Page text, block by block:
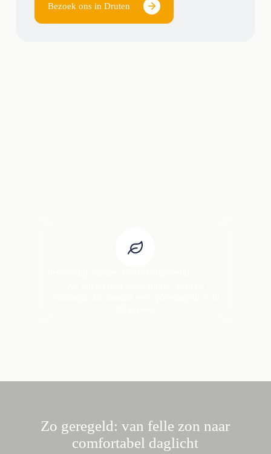
Bezoek ons in Druten
Zo geregeld: van felle zon naar
comfortabel daglicht